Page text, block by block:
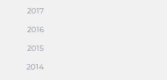
2017
2016
2015
2014